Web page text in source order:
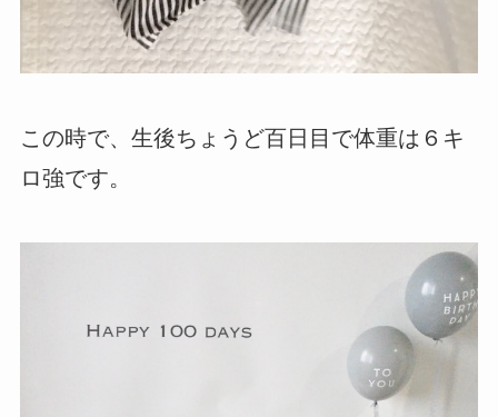
この時で、生後ちょうど百日目で体重は６キ
ロ強です。